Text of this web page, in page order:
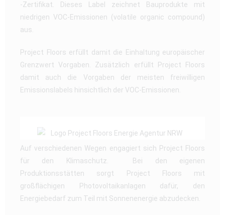
-Zertifikat. Dieses Label zeichnet Bauprodukte mit
niedrigen VOC-Emissionen (volatile organic compound)
aus.
Project Floors erfüllt damit die Einhaltung europäischer
Grenzwert Vorgaben. Zusätzlich erfüllt Project Floors
damit auch die Vorgaben der meisten freiwilligen
Emissionslabels hinsichtlich der VOC-Emissionen.
Auf verschiedenen Wegen engagiert sich Project Floors
für den Klimaschutz. Bei den eigenen
Produktionsstätten sorgt Project Floors mit
großflächigen Photovoltaikanlagen dafür, den
Energiebedarf zum Teil mit Sonnenenergie abzudecken.